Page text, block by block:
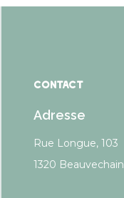
Contact
Adresse
Rue Longue, 103
1320 Beauvechain